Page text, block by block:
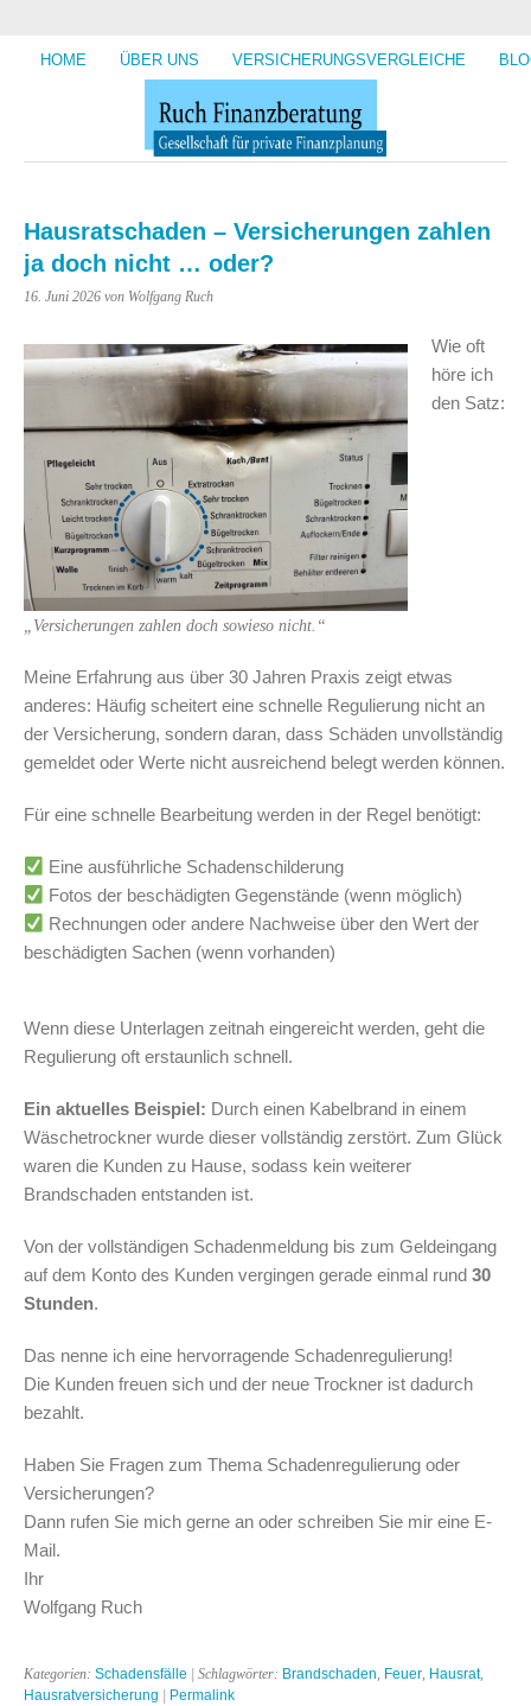
HOME ÜBER UNS VERSICHERUNGSVERGLEICHE
Hausratschaden – Versicherungen zahlen
ja doch nicht … oder?
16. Juni 2026 von Wolfgang Ruch
Wie oft
höre ich
den Satz:
„Versicherungen zahlen doch sowieso nicht.“
Meine Erfahrung aus über 30 Jahren Praxis zeigt etwas
anderes: Häufig scheitert eine schnelle Regulierung nicht an
der Versicherung, sondern daran, dass Schäden unvollständig
gemeldet oder Werte nicht ausreichend belegt werden können.
Für eine schnelle Bearbeitung werden in der Regel benötigt:
Eine ausführliche Schadenschilderung
Fotos der beschädigten Gegenstände (wenn möglich)
Rechnungen oder andere Nachweise über den Wert der
beschädigten Sachen (wenn vorhanden)
Wenn diese Unterlagen zeitnah eingereicht werden, geht die
Regulierung oft erstaunlich schnell.
Ein aktuelles Beispiel: Durch einen Kabelbrand in einem
Wäschetrockner wurde dieser vollständig zerstört. Zum Glück
waren die Kunden zu Hause, sodass kein weiterer
Brandschaden entstanden ist.
Von der vollständigen Schadenmeldung bis zum Geldeingang
auf dem Konto des Kunden vergingen gerade einmal rund 30
Stunden.
Das nenne ich eine hervorragende Schadenregulierung!
Die Kunden freuen sich und der neue Trockner ist dadurch
bezahlt.
Haben Sie Fragen zum Thema Schadenregulierung oder
Versicherungen?
Dann rufen Sie mich gerne an oder schreiben Sie mir eine E-
Mail.
Ihr
Wolfgang Ruch
Kategorien: Schadensfälle | Schlagwörter: Brandschaden, Feuer, Hausrat,
Hausratversicherung
Permalink